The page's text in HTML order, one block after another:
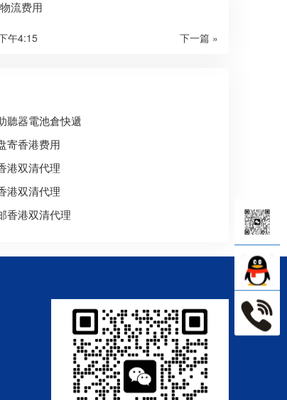
流费用
下一篇 »
午4:15
聽器電池倉快遞
寄香港费用
港双清代理
港双清代理
香港双清代理